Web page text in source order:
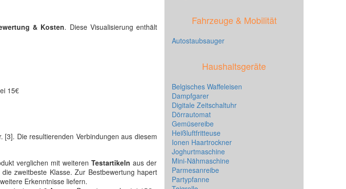
& Kosten. Diese Visualisierung enthält
15€
Die resultierenden Verbindungen aus diesem
verglichen mit weiterenTestartikeln aus der
zweitbeste Klasse. Zur Bestbewertung hapert
Erkenntnisse liefern.
Fahrzeuge & Mobilität
Autostaubsauger
Haushaltsgeräte
Belgisches Waffeleisen
Dampfgarer
Digitale Zeitschaltuhr
Dörrautomat
Gemüsereibe
Heißluftfritteuse
Ionen Haartrockner
Joghurtmaschine
Mini-Nähmaschine
Parmesanreibe
Partypfanne